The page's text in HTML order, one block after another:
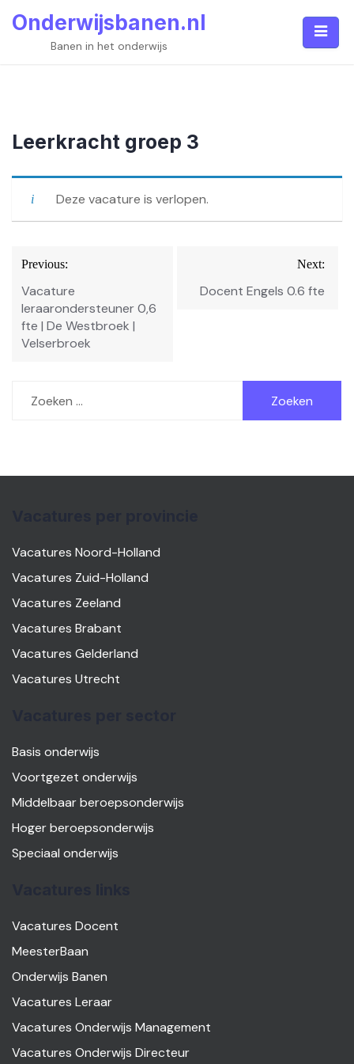
Onderwijsbanen.nl
Banen in het onderwijs
Leerkracht groep 3
Deze vacature is verlopen.
Bericht
navigatie
Previous:
Vacature
leraarondersteuner 0,6
fte | De Westbroek |
Velserbroek
Next:
Docent Engels 0.6 fte
naar:
Vacatures Noord-Holland
Vacatures Zuid-Holland
Vacatures Zeeland
Vacatures Brabant
Vacatures Gelderland
Vacatures Utrecht
Basis onderwijs
Voortgezet onderwijs
Middelbaar beroepsonderwijs
Hoger beroepsonderwijs
Speciaal onderwijs
Vacatures Docent
MeesterBaan
Onderwijs Banen
Vacatures Leraar
Vacatures Onderwijs Management
Vacatures Onderwijs Directeur